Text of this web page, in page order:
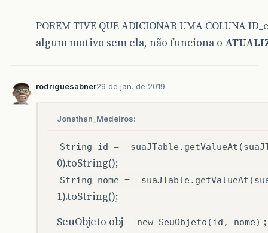
POREM TIVE QUE ADICIONAR UMA COLUNA
algum motivo sem ela, não funciona o
rodriguesabner29 de jan. de 2019
Jonathan_Medeiros:
String id =
0).toString();
String nome =
1).toString();
SeuObjeto obj =
new SeuObjeto(id, nome) ;